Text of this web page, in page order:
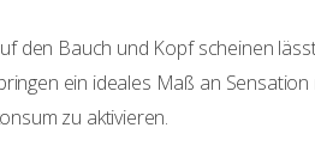
den Bauch und Kopf scheinen
ein ideales Maß an
zu aktivieren.